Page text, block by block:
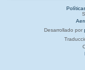
Desarrollado por